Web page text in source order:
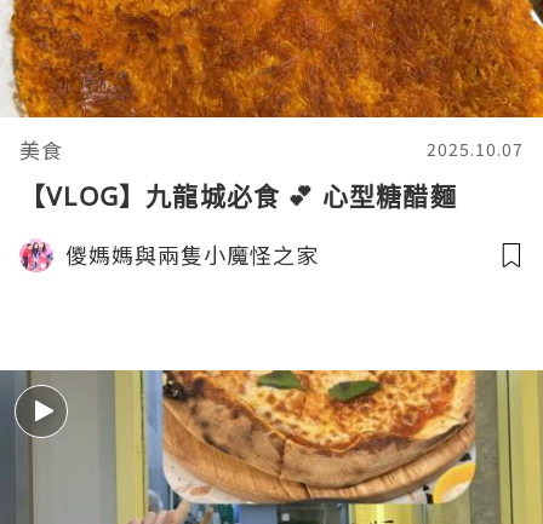
美食 2025.10.07
【VLOG】九龍城必食 💕 心型糖醋麵
儍媽媽與兩隻小魔怪之家